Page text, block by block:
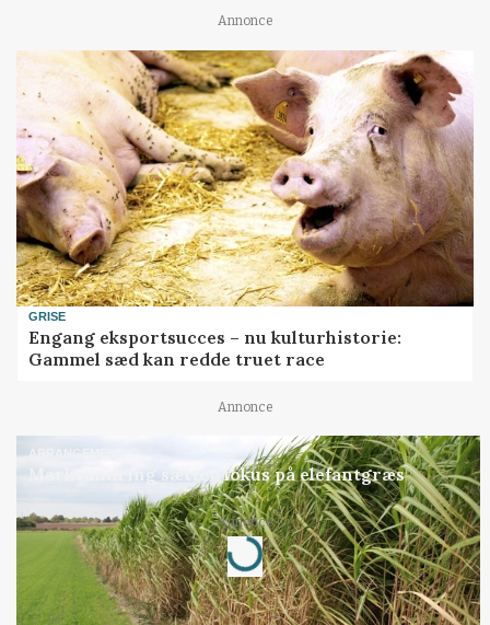
Annonce
GRISE
Engang eksportsucces – nu kulturhistorie:
Gammel sæd kan redde truet race
Annonce
ARRANGEMENT
Markvandring sætter fokus på elefantgræs
Annonce
Loading...